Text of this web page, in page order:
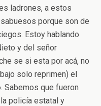
ladrones, a estos
porque son de
Estoy hablando
y del señor
se si esta por acá, no
solo reprimen) el
Sabemos que fueron
policía estatal y